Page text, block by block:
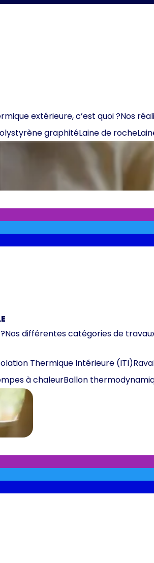
extérieure, c’est quoi ?Nos
graphitéLaine de roche
Nos différentes catégories de
Thermique Intérieure (ITI)
à chaleurBallon